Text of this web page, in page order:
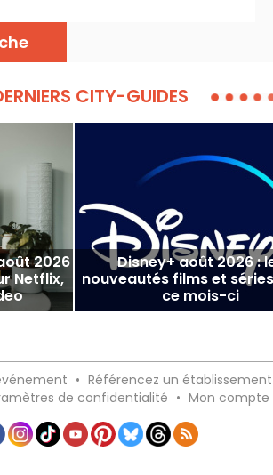
CITY-GUIDES
2026
Netflix,
Disney+ août 2026 :
nouveautés films et
ce mois-ci
• Référencez un établissement
de confidentialité • Mon compte